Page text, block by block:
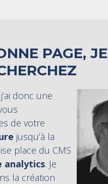
PAGE,
donc une
de votre
jusqu’à la
place du CMS
analytics. Je
la création